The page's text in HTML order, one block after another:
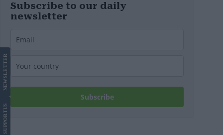
Subscribe to our daily
newsletter
Subscribe
SUPPORT
US
NEWS
LETTER